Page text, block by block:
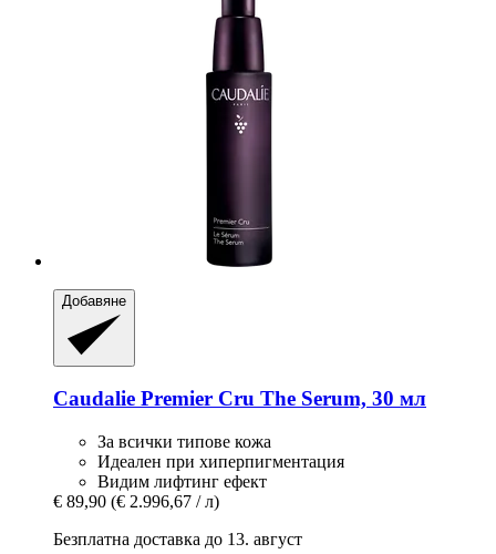
Добавяне
Caudalie Premier Cru The Serum, 30 мл
За всички типове кожа
Идеален при хиперпигментация
Видим лифтинг ефект
€ 89,90 (€ 2.996,67 / л)
Безплатна доставка до 13. август